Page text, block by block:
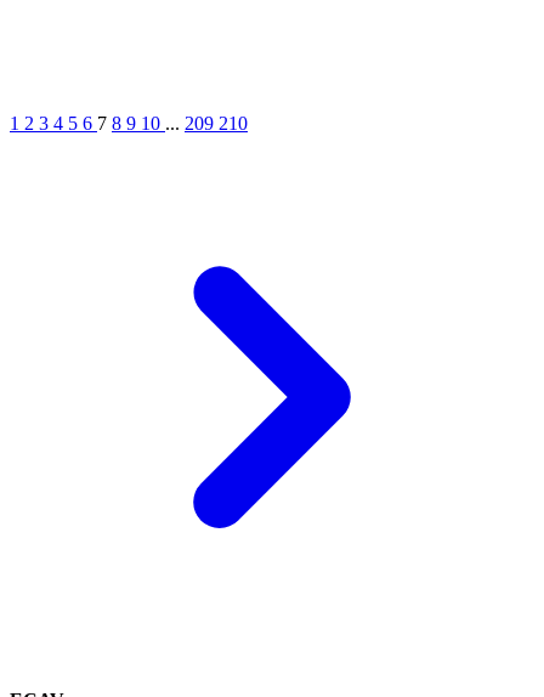
1 2 3 4 5 6 7 8 9 10 ... 209 210